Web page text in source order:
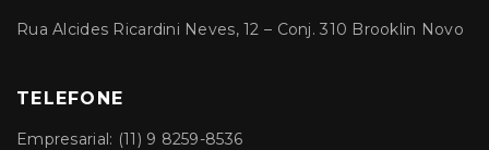
Rua Alcides Ricardini Neves, 12 – Conj. 310 Brooklin Novo
TELEFONE
Empresarial: (11) 9 8259-8536